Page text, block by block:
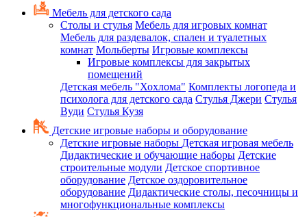
Мебель для детского сада
Столы и стулья Мебель для игровых комнат
Мебель для раздевалок, спален и туалетных
комнат Мольберты Игровые комплексы
Игровые комплексы для закрытых
помещений
Детская мебель "Хохлома" Комплекты логопеда и
психолога для детского сада Стулья Джери Стулья
Вуди Стулья Кузя
Детские игровые наборы и оборудование
Детские игровые наборы Детская игровая мебель
Дидактические и обучающие наборы Детские
строительные модули Детское спортивное
оборудование Детское оздоровительное
оборудование Дидактические столы, песочницы и
многофункциональные комплексы